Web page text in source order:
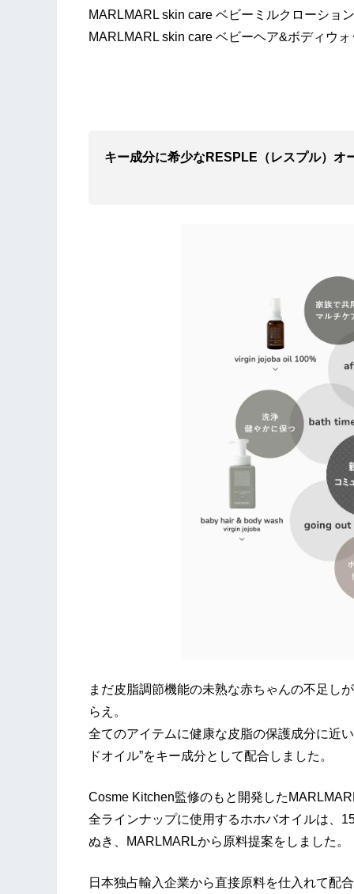
MARLMARL skin care ベビーミルクローショ
MARLMARL skin care ベビーヘア&ボディウ
キー成分に希少なRESPLE（レスプル）オ
まだ皮脂調節機能の未熟な赤ちゃんの不足し
らえ。
全てのアイテムに健康な皮脂の保護成分に近
ドオイル”をキー成分として配合しました。
Cosme Kitchen監修のもと開発した
全ラインナップに使用するホホバオイルは、
ぬき、MARLMARLから原料提案をしました。
日本独占輸入企業から直接原料を仕入れて配